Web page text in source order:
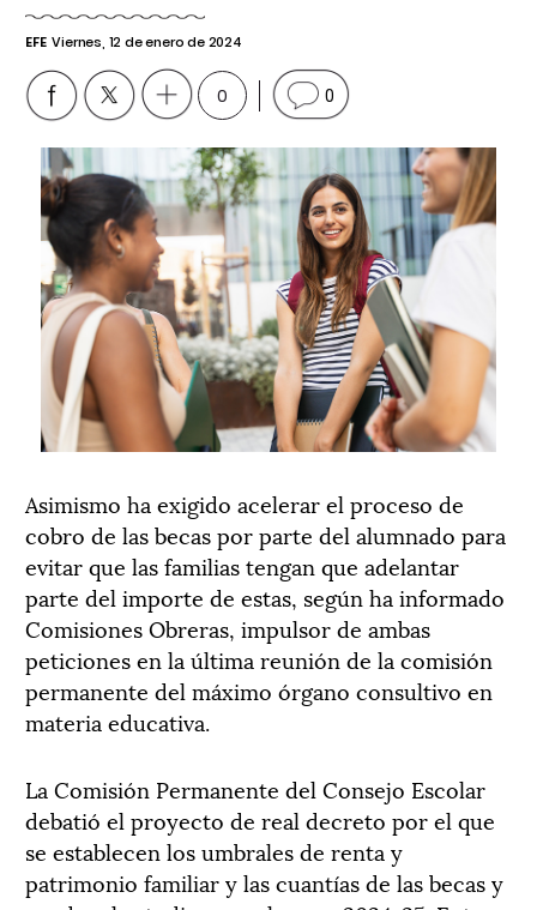
EFE Viernes, 12 de enero de 2024
0 0
Asimismo ha exigido acelerar el proceso de
cobro de las becas por parte del alumnado para
evitar que las familias tengan que adelantar
parte del importe de estas, según ha informado
Comisiones Obreras, impulsor de ambas
peticiones en la última reunión de la comisión
permanente del máximo órgano consultivo en
materia educativa.
La Comisión Permanente del Consejo Escolar
debatió el proyecto de real decreto por el que
se establecen los umbrales de renta y
patrimonio familiar y las cuantías de las becas y